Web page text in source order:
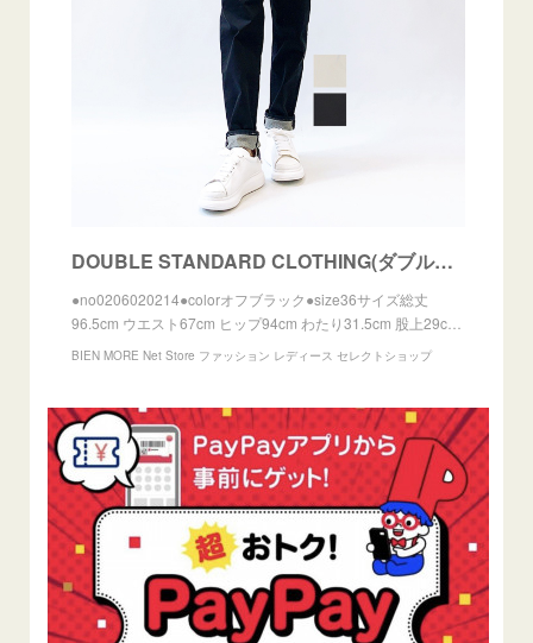
DOUBLE STANDARD CLOTHING(ダブルスタンダードクロージング) ISKO 裏起毛デニム 2021秋冬物新作 [送料無料] | BIEN MORE Net Store ファッション
●no0206020214●colorオフブラック●size36サイズ総丈
96.5cm ウエスト67cm ヒップ94cm わたり31.5cm 股上29c…
BIEN MORE Net Store ファッション レディース セレクトショップ